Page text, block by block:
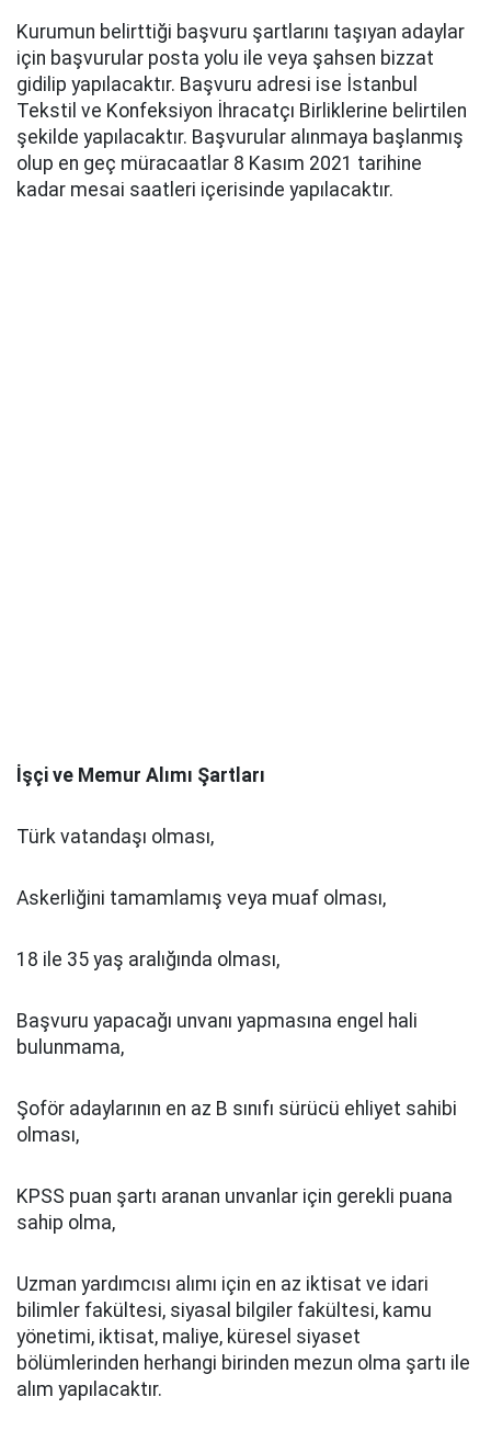
Kurumun belirttiği başvuru şartlarını taşıyan adaylar
için başvurular posta yolu ile veya şahsen bizzat
gidilip yapılacaktır. Başvuru adresi ise İstanbul
Tekstil ve Konfeksiyon İhracatçı Birliklerine belirtilen
şekilde yapılacaktır. Başvurular alınmaya başlanmış
olup en geç müracaatlar 8 Kasım 2021 tarihine
kadar mesai saatleri içerisinde yapılacaktır.
İşçi ve Memur Alımı Şartları
Türk vatandaşı olması,
Askerliğini tamamlamış veya muaf olması,
18 ile 35 yaş aralığında olması,
Başvuru yapacağı unvanı yapmasına engel hali
bulunmama,
Şoför adaylarının en az B sınıfı sürücü ehliyet sahibi
olması,
KPSS puan şartı aranan unvanlar için gerekli puana
sahip olma,
Uzman yardımcısı alımı için en az iktisat ve idari
bilimler fakültesi, siyasal bilgiler fakültesi, kamu
yönetimi, iktisat, maliye, küresel siyaset
bölümlerinden herhangi birinden mezun olma şartı ile
alım yapılacaktır.